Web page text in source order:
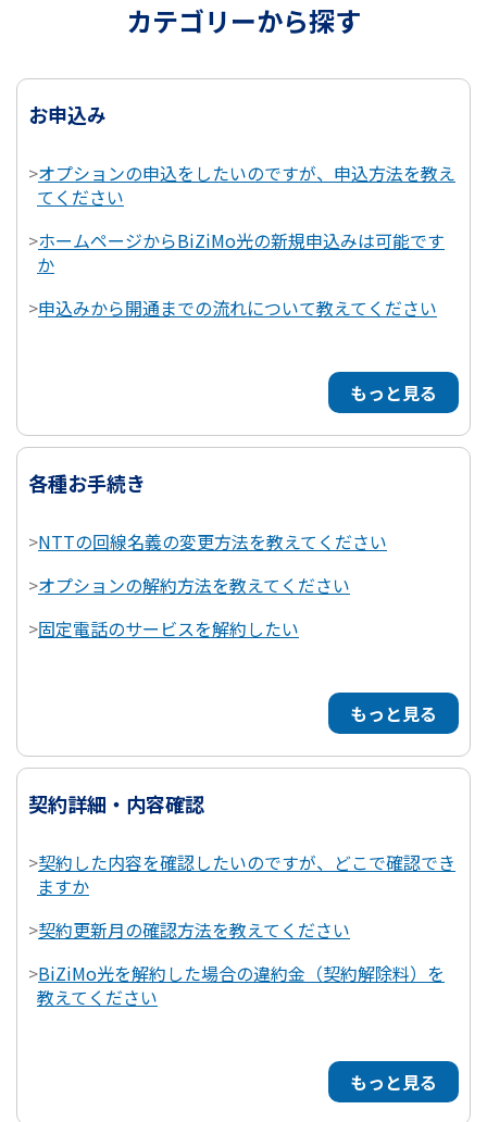
カテゴリーから探す
お申込み
>オプションの申込をしたいのですが、申込方法を教え
てください
>ホームページからBiZiMo光の新規申込みは可能です
か
>申込みから開通までの流れについて教えてください
もっと見る
各種お手続き
>NTTの回線名義の変更方法を教えてください
>オプションの解約方法を教えてください
>固定電話のサービスを解約したい
もっと見る
契約詳細・内容確認
>契約した内容を確認したいのですが、どこで確認でき
ますか
>契約更新月の確認方法を教えてください
>BiZiMo光を解約した場合の違約金（契約解除料）を
教えてください
もっと見る